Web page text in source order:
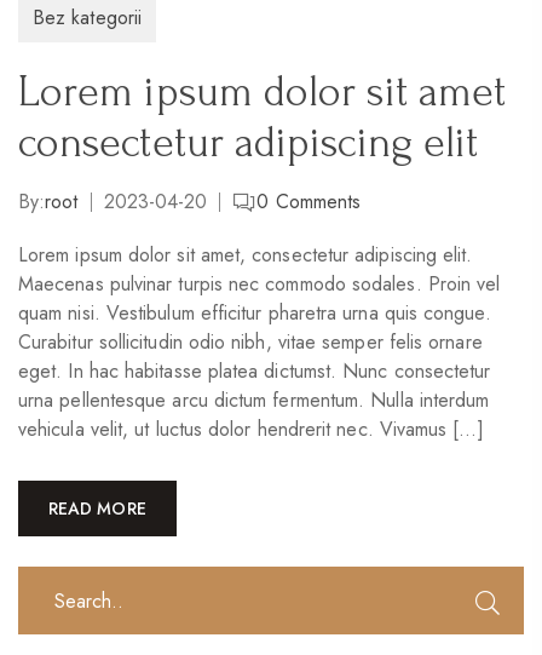
Bez kategorii
Lorem ipsum dolor sit amet
consectetur adipiscing elit
By:root 2023-04-20 0 Comments
Lorem ipsum dolor sit amet, consectetur adipiscing elit.
Maecenas pulvinar turpis nec commodo sodales. Proin vel
quam nisi. Vestibulum efficitur pharetra urna quis congue.
Curabitur sollicitudin odio nibh, vitae semper felis ornare
eget. In hac habitasse platea dictumst. Nunc consectetur
urna pellentesque arcu dictum fermentum. Nulla interdum
vehicula velit, ut luctus dolor hendrerit nec. Vivamus […]
READ MORE